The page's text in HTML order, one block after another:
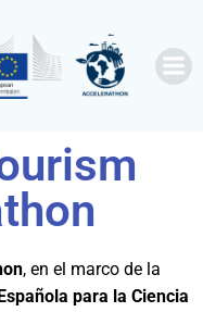
, en el marco de la
para la Ciencia